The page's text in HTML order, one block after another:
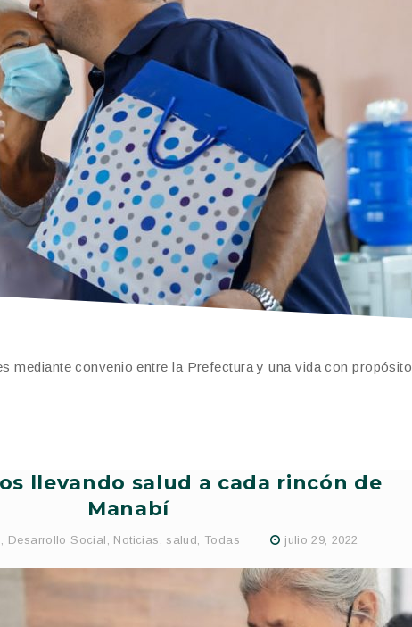
mediante convenio entre la Prefectura y una vida con propósito
llevando salud a cada rincón de
Manabí
, Desarrollo Social , Noticias , salud, Todas julio 29, 2022